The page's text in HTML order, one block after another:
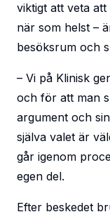
viktigt att veta
när som helst –
besöksrum och
– Vi på Klinisk
och för att man
argument och
själva valet är
går igenom
egen del.
Efter beskedet